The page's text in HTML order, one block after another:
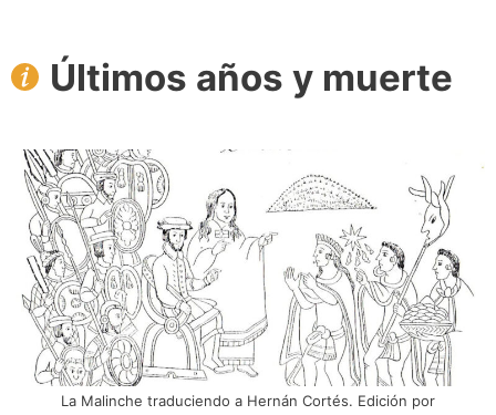
Últimos años y muerte
La Malinche traduciendo a Hernán Cortés. Edición por